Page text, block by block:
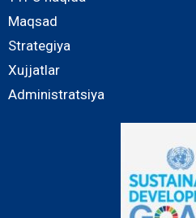
Maqsad
Strategiya
Xujjatlar
Administratsiya